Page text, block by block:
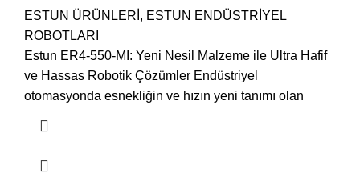
ESTUN ÜRÜNLERİ , ESTUN ENDÜSTRİYEL
ROBOTLARI
Estun ER4-550-MI: Yeni Nesil Malzeme ile Ultra Hafif
ve Hassas Robotik Çözümler Endüstriyel
otomasyonda esnekliğin ve hızın yeni tanımı olan